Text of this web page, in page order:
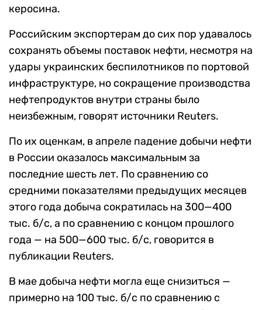
керосина.
Российским экспортерам до сих пор удавалось
сохранять объемы поставок нефти, несмотря на
удары украинских беспилотников по портовой
инфраструктуре, но сокращение производства
нефтепродуктов внутри страны было
неизбежным, говорят источники Reuters.
По их оценкам, в апреле падение добычи нефти
в России оказалось максимальным за
последние шесть лет. По сравнению со
средними показателями предыдущих месяцев
этого года добыча сократилась на 300—400
тыс. б/с, а по сравнению с концом прошлого
года — на 500—600 тыс. б/с, говорится в
публикации Reuters.
В мае добыча нефти могла еще снизиться —
примерно на 100 тыс. б/с по сравнению с